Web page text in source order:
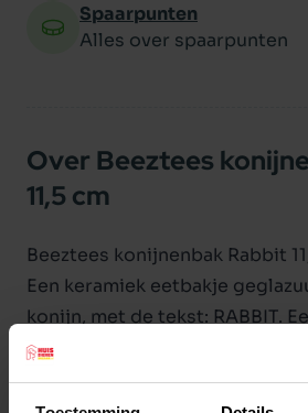
Spaarpunten
Alles over spaarpunten
Over Beeztees
11,5 cm
Beeztees konijnenbak Rabbit
Een keramiek eetbakje
konijn, met de tekst: RABBIT.
maar degelijk voerbakje. Kleur
beige. Binnenzijde: blauw.